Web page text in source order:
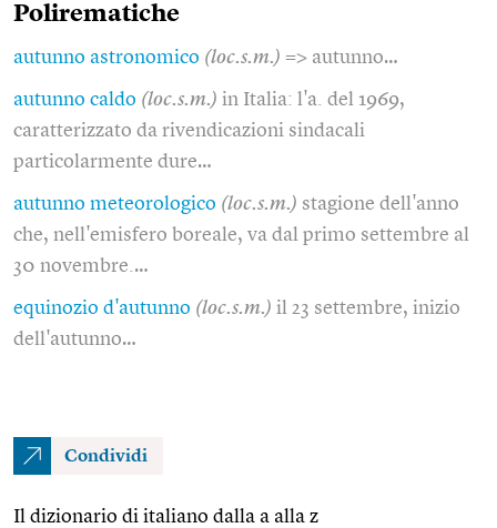
Polirematiche
autunno astronomico (loc.s.m.) => autunno…
autunno caldo (loc.s.m.) in Italia: l'a. del 1969,
caratterizzato da rivendicazioni sindacali
particolarmente dure…
autunno meteorologico (loc.s.m.) stagione dell'anno
che, nell'emisfero boreale, va dal primo settembre al
30 novembre.…
equinozio d'autunno (loc.s.m.) il 23 settembre, inizio
dell'autunno…
Condividi
Il dizionario di italiano dalla a alla z